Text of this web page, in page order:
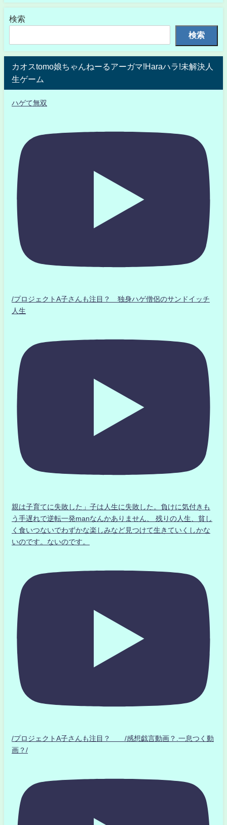
検索
検索
カオスtomo娘ちゃんねーるアーガマ!Haraハラ!未解決人
生ゲーム
ハゲて無双
/プロジェクトA子さんも注目？ 独身ハゲ僧侶のサンドイッチ
人生
親は子育てに失敗した」子は人生に失敗した。負けに気付きも
う手遅れで逆転一発manなんかありません、 残りの人生、貧し
く食いつないでわずかな楽しみなど見つけて生きていくしかな
いのです。ないのです。
/プロジェクトA子さんも注目？ /感想戯言動画？.一息つく動
画？/